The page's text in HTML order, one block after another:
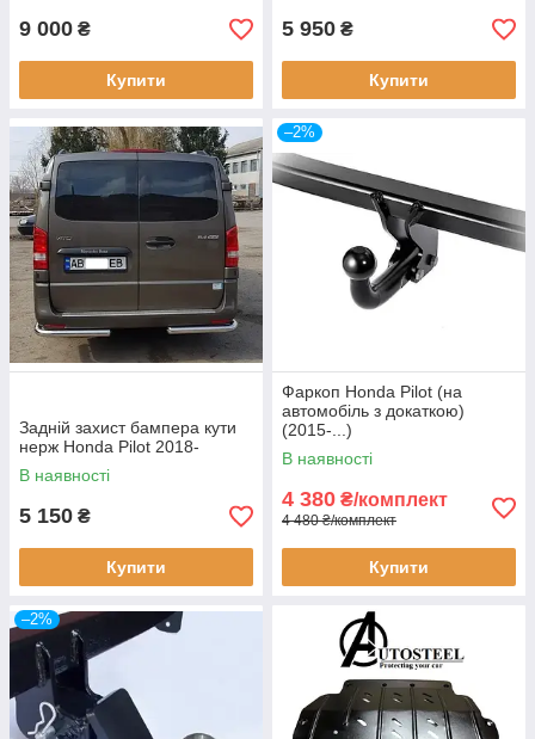
9 000 ₴
Купити
5 950 ₴
Купити
Задній захист бампера кути
нерж Honda Pilot 2018-
В наявності
5 150 ₴
Купити
–2%
Фаркоп Honda Pilot (на
автомобіль з докаткою)
(2015-...)
В наявності
4 380 ₴/комплект
4 480 ₴/комплект
Купити
–2%